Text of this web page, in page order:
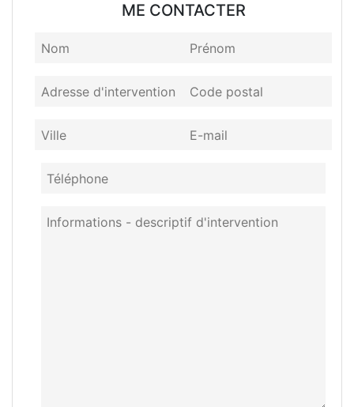
ME CONTACTER